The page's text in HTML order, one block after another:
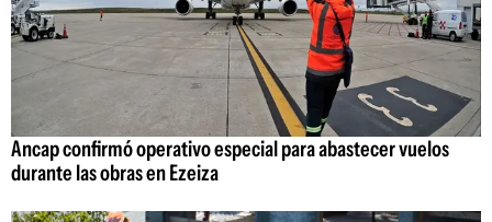
Ancap confirmó operativo especial para abastecer vuelos
durante las obras en Ezeiza